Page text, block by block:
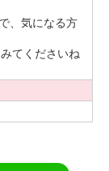
、気になる方
てくださいね